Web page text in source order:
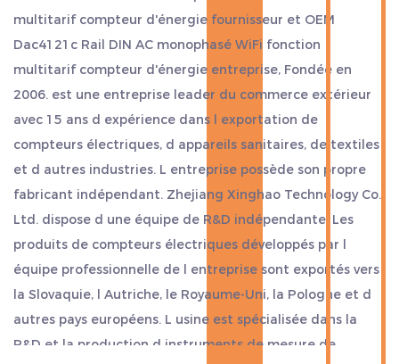
votre tranquillité d'esprit.
Garantie : Votre investissement est protégé par
une garantie de 3 ans, témoignage de la durabilité
et de la fiabilité à long terme de ce compteur
affichage numérique clair et intuitif qui fournit des
données en temps réel sur votre consommation
d'énergie, garantissant que vous êtes toujours
informé.
Installation : Conçu pour une installation facile
dans un environnement AC, ce compteur d'énergie
multitarif compteur d'énergie fournisseur et OEM
Dac4121c Rail DIN AC monophasé WiFi fonction
multitarif compteur d'énergie entreprise, Fondée en
2006. est une entreprise leader du commerce extérieur
avec 15 ans d expérience dans l exportation de
compteurs électriques, d appareils sanitaires, de textiles
et d autres industries. L entreprise possède son propre
fabricant indépendant. Zhejiang Xinghao Technology Co.,
Ltd. dispose d une équipe de R&D indépendante. Les
produits de compteurs électriques développés par l
équipe professionnelle de l entreprise sont exportés vers
la Slovaquie, l Autriche, le Royaume-Uni, la Pologne et d
autres pays européens. L usine est spécialisée dans la
R&D et la production d instruments de mesure de